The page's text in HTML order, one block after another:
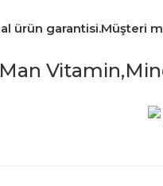
ürün garantisi.Müşteri